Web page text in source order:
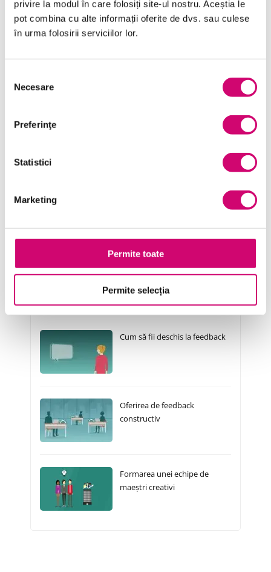
privire la modul în care folosiți site-ul nostru. Aceștia le
pot combina cu alte informații oferite de dvs. sau culese
în urma folosirii serviciilor lor.
consimțământului
Necesare
Preferinţe
Statistici
Marketing
Permite toate
Permite selecția
Finanțe
Limba Engleză
Management și Leadership
Project Management
Transformare Digitală
Cursuri Similare
Cum să fii deschis la feedback
Oferirea de feedback
constructiv
Formarea unei echipe de
maeștri creativi